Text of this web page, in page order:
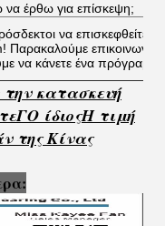
έρθω για επίσκεψη;
να επισκεφθείτε
Παρακαλούμε
να κάνετε ένα
κατασκευή
ΓΟ ίδιοςΗ τιμή
της Κίνας